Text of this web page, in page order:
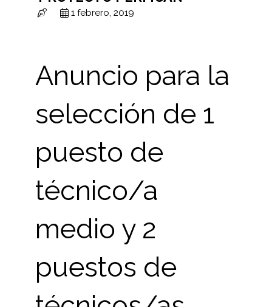
1 febrero, 2019
Anuncio para la
selección de 1
puesto de
técnico/a
medio y 2
puestos de